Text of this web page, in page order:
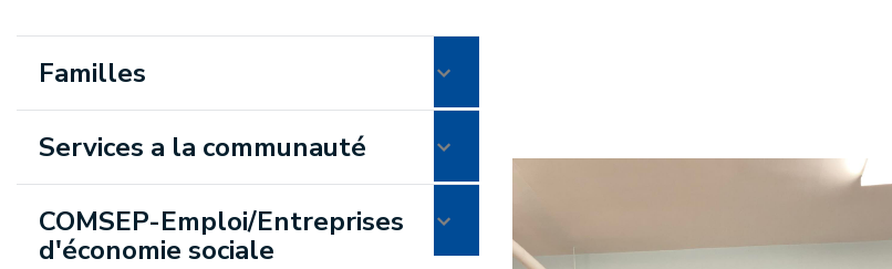
Familles
Services a la communauté
COMSEP-Emploi/Entreprises
d'économie sociale